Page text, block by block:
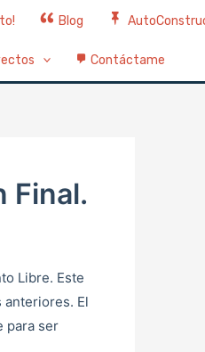
Blog
Contáctame
Final.
Libre. Este
anteriores. El
para ser